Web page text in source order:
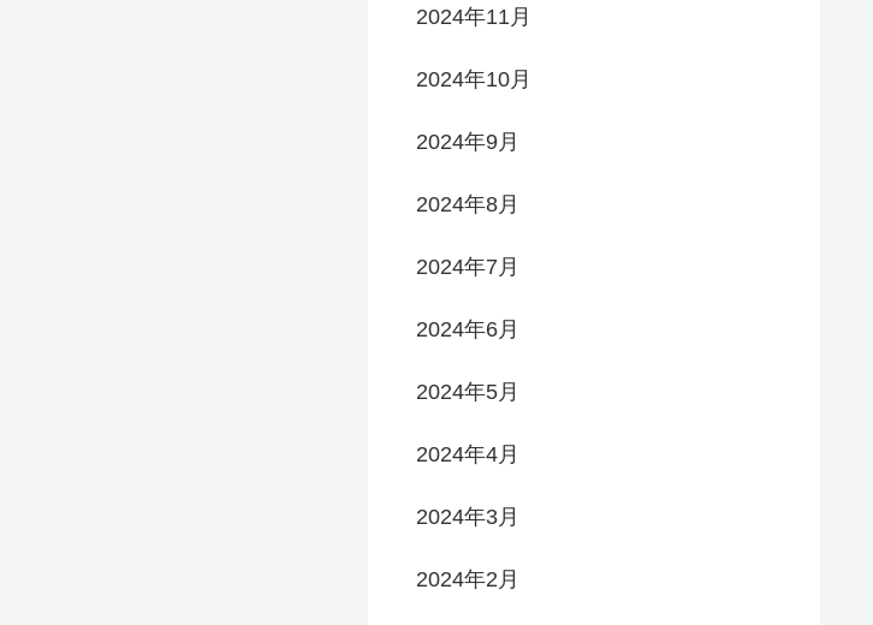
2024年11月
2024年10月
2024年9月
2024年8月
2024年7月
2024年6月
2024年5月
2024年4月
2024年3月
2024年2月